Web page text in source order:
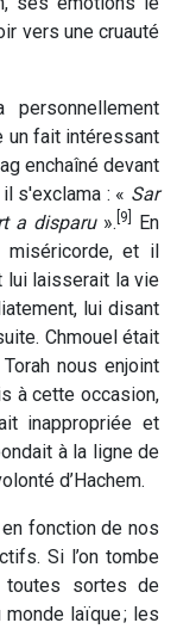
vers une cruauté
personnellement
un fait intéressant
enchaîné devant
s'exclama : « Sar
a disparu». [9]
En
et il
lui laisserait la vie
lui disant
Chmouel était
nous enjoint
à cette occasion,
inappropriée et
à la ligne de
d’Hachem.
fonction de nos
Si l’on tombe
sortes de
laïque ; les